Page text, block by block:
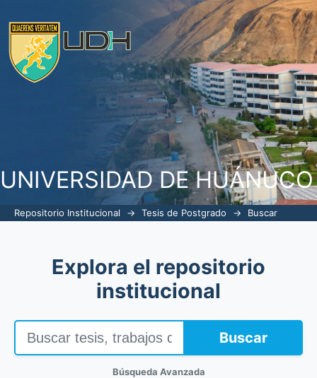
UNIVERSIDAD DE HUÁNUCO
Repositorio Institucional → Tesis de Postgrado → Buscar
Explora el repositorio
institucional
Buscar
Búsqueda Avanzada